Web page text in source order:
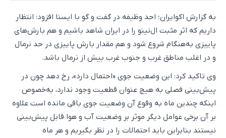
به گزارش اکوایران؛ احد وظیفه در گفت و گو با ایسنا افزود: انتظار
داریم که اثر مثبت ال‌نینو را در ایران شاهد باشیم و هم بارش‌های
پاییزی به‌هنگام شروع شود و هم مقدار بارش پاییزی در حد نرمال
و در اغلب مناطق غرب و جنوب غرب بیش از نرمال باشد.
وی تاکید کرد: این وضعیت جوی «احتمال دارد»، رخ دهد چون در
پیش‌بینی فصلی به هیچ عنوان قطعیت وجود ندارد، به‌خصوص
اینکه چندین ماه به وقوع آن وضعیت جوی باقی مانده است علاوه
بر آن برخی عوامل دیگر موثر بر وضعیت آب و هوا قابل پیش‌بینی
نیستند بنابراین باید احتمالات را در نظر بگیریم و هر ماه